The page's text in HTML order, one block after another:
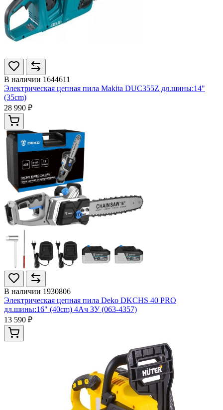
В наличии 1644611
Электрическая цепная пила Makita DUC355Z дл.шины:14"
(35cm)
28 990 ₽
В наличии 1930806
Электрическая цепная пила Deko DKCHS 40 PRO
дл.шины:16" (40cm) 4Ач ЗУ (063-4357)
13 590 ₽